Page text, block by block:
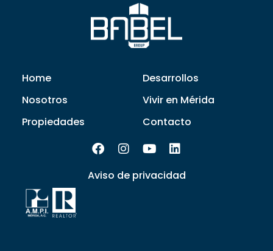
Home
Nosotros
Propiedades
Desarrollos
Vivir en Mérida
Contacto
Aviso de privacidad